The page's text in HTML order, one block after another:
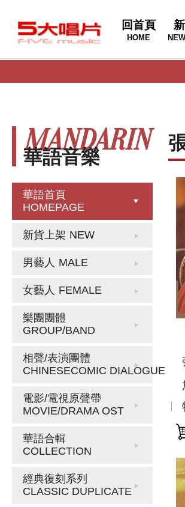
回首頁
HOME
華語音樂
MANDARIN
華語首頁
HOMEPAGE
新貨上架 NEW
男藝人 MALE
女藝人 FEMALE
樂團團體
GROUP/BAND
相聲/表演團體
CHINESECOMIC DIALOGUE
電影/電視原聲帶
MOVIE/DRAMA OST
華語合輯
COLLECTION
經典復刻系列
CLASSIC DUPLICATE